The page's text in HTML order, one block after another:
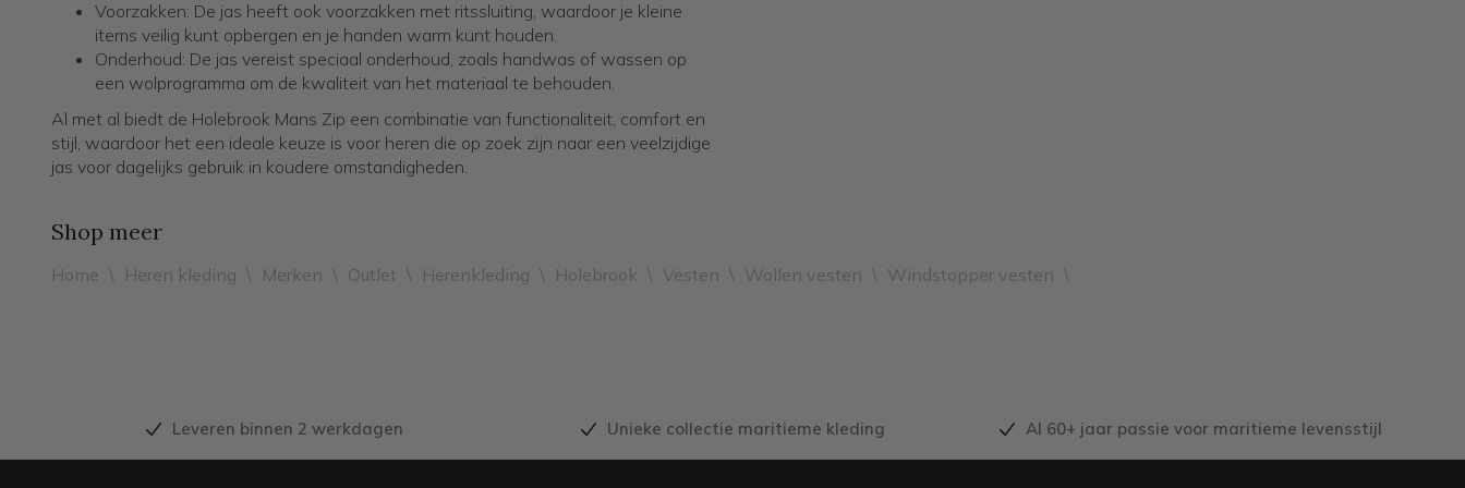
Voorzakken: De jas heeft ook voorzakken met ritssluiting, waardoor je kleine
items veilig kunt opbergen en je handen warm kunt houden.
Onderhoud: De jas vereist speciaal onderhoud, zoals handwas of wassen op
een wolprogramma om de kwaliteit van het materiaal te behouden.
Al met al biedt de Holebrook Mans Zip een combinatie van functionaliteit, comfort en
stijl, waardoor het een ideale keuze is voor heren die op zoek zijn naar een veelzijdige
jas voor dagelijks gebruik in koudere omstandigheden.
Shop meer
Home \ Heren kleding \ Merken \ Outlet \ Herenkleding \ Holebrook \ Vesten \ Wollen vesten \ Windstopper vesten \
Leveren binnen 2 werkdagen Unieke collectie maritieme kleding Al 60+ jaar passie voor maritieme levensstijl